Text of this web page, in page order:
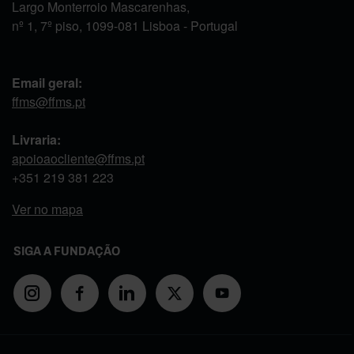
Largo Monterroio Mascarenhas,
nº 1, 7º piso, 1099-081 Lisboa - Portugal
Email geral:
ffms@ffms.pt
Livraria:
apoioaocliente@ffms.pt
+351 219 381 223
Ver no mapa
SIGA A FUNDAÇÃO